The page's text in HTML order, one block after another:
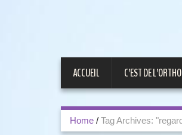
ACCUEIL C’EST DE
Home / Tag Archives: